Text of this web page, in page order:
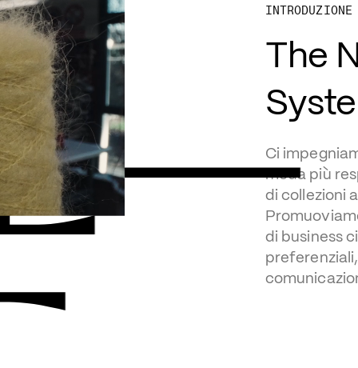
INTRODUZIONE
The
Ci
moda più
di collezioni
di business